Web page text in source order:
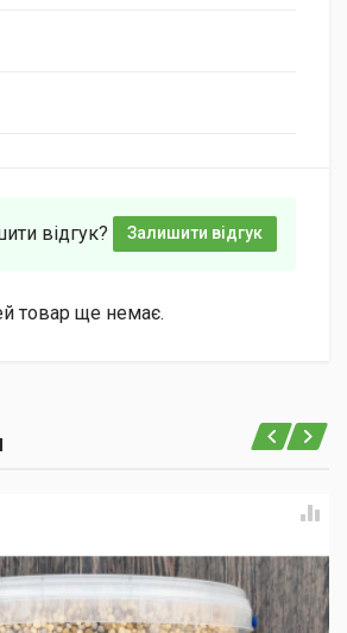
відгук? Залишити відгук
товар ще немає.